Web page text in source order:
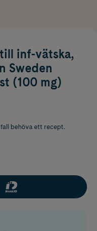
inf-vätska,
Sweden
(100 mg)
behöva ett recept.